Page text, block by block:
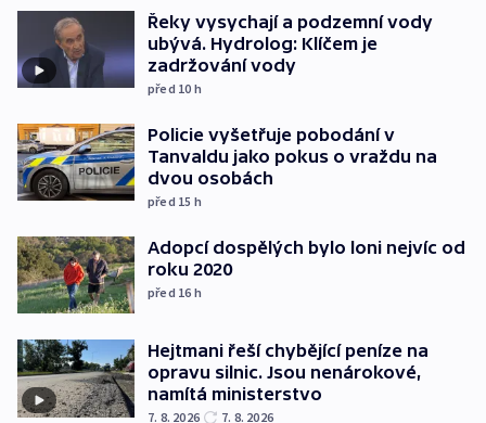
Řeky vysychají a podzemní vody
ubývá. Hydrolog: Klíčem je
zadržování vody
před 10 h
Policie vyšetřuje pobodání v
Tanvaldu jako pokus o vraždu na
dvou osobách
před 15 h
Adopcí dospělých bylo loni nejvíc od
roku 2020
před 16 h
Hejtmani řeší chybějící peníze na
opravu silnic. Jsou nenárokové,
namítá ministerstvo
7. 8. 2026 7. 8. 2026